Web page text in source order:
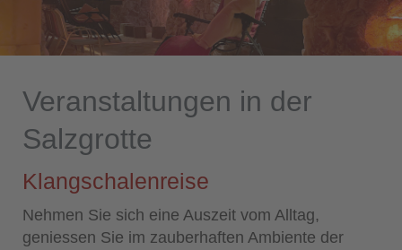
Veranstaltungen in der
Salzgrotte
Klangschalenreise
Nehmen Sie sich eine Auszeit vom Alltag,
geniessen Sie im zauberhaften Ambiente der